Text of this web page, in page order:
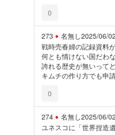
0
273 名無し2025/06/
戦時売春婦の記録資料
何とも情けない国だわな
誇れる歴史が無いって
キムチの作り方でも申
0
274 名無し2025/06/
ユネスコに「世界捏造